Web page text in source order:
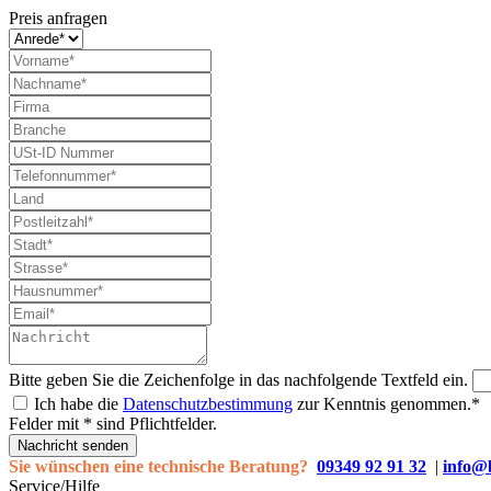
Preis anfragen
Bitte geben Sie die Zeichenfolge in das nachfolgende Textfeld ein.
Ich habe die Datenschutzbestimmung zur Kenntnis genommen.*
Felder mit * sind Pflichtfelder.
Nachricht senden
Sie wünschen eine technische Beratung? 09349 92 91 32 |
Service/Hilfe